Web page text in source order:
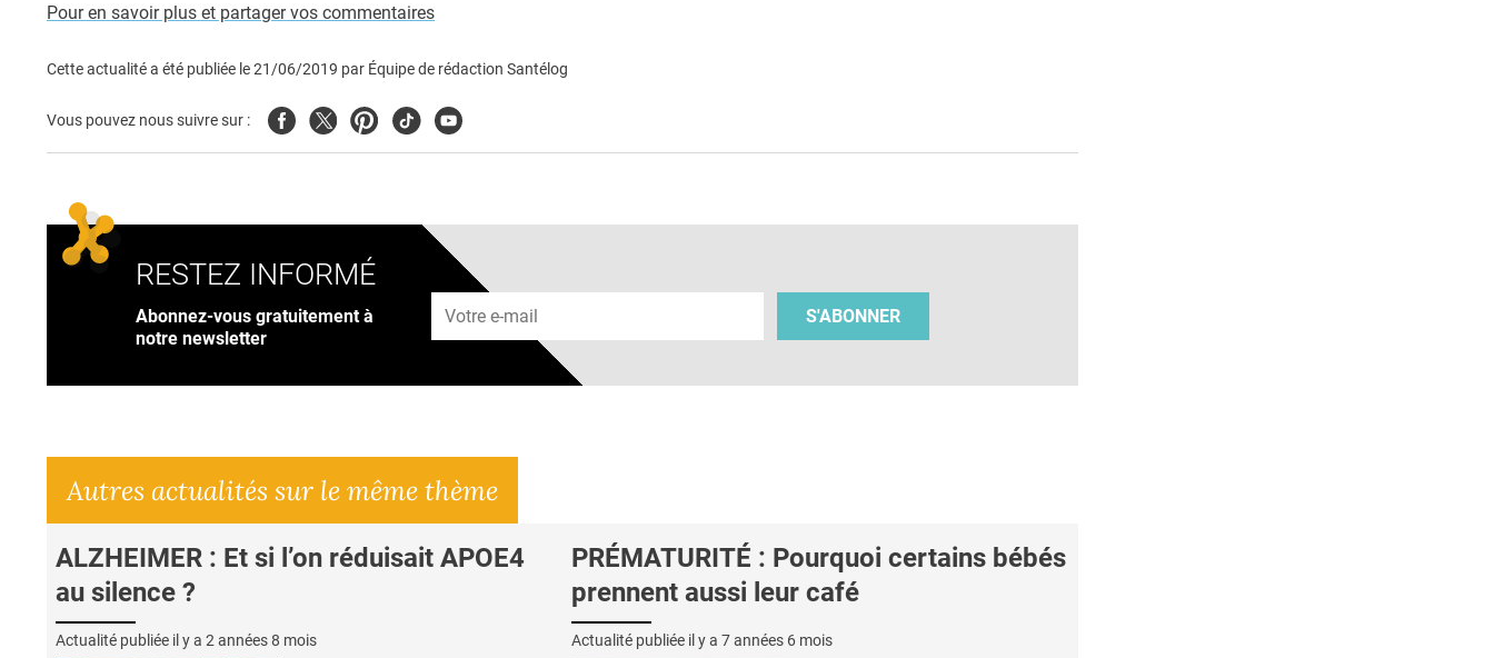
Pour en savoir plus et partager vos commentaires
Cette actualité a été publiée le21/06/2019 par Équipe de rédaction Santélog
Vous pouvez nous suivre sur : FacebookTwitterPinterest
TiktokYoutube
RESTEZ INFORMÉ
Abonnez-vous gratuitement à
notre newsletter
Adresse e-mail
S'ABONNER
Autres actualités sur le même thème
ALZHEIMER : Et si l’on réduisait APOE4
au silence ?
Actualité publiée il y a 2 années 8 mois
PRÉMATURITÉ : Pourquoi certains bébés
prennent aussi leur café
Actualité publiée il y a 7 années 6 mois